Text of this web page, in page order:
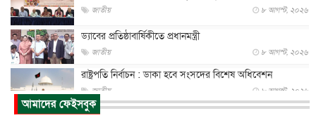
জাতীয় ৮ আগস্ট, ২০২৬
ড্যাবের প্রতিষ্ঠাবার্ষিকীতে প্রধানমন্ত্রী
জাতীয় ৮ আগস্ট, ২০২৬
রাষ্ট্রপতি নির্বাচন : ডাকা হবে সংসদের বিশেষ অধিবেশন
জাতীয় ৮ আগস্ট, ২০২৬
প্রধানমন্ত্রীর সঙ্গে সাক্ষাতে খুদে শিল্পী অনুশ্রী রায়ের স্বপ...
আমাদের ফেইসবুক